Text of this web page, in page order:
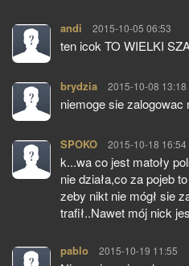
andi pisze:
2015-10-05 06:53
ten icok TO WIELKI
brydzia pisze:
2015-10-08 13:18
niemoge sie zalogowac
SPOKO pisze:
2015-10-18 16:54
k...wa co jest matoły
nie działa,co za pojeb
zeby nikt nie mógł sie
trafił..Nawet mój nick
pablo pisze:
2015-10-19 11:55